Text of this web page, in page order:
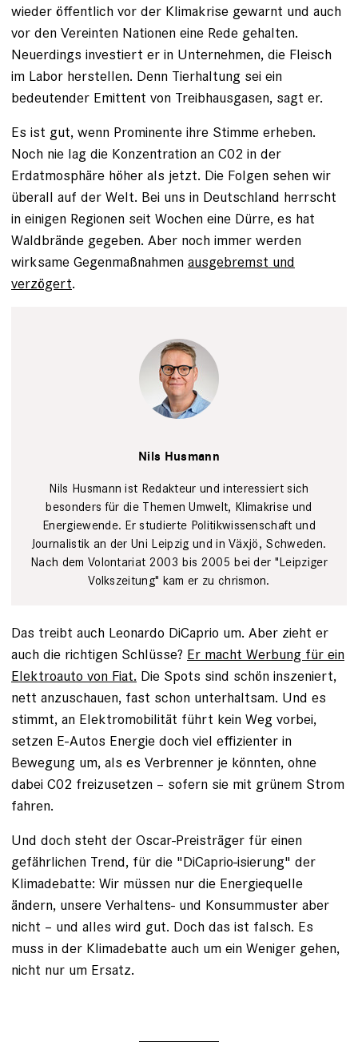
wieder öffentlich vor der Klimakrise gewarnt und auch
vor den Vereinten Nationen eine Rede gehalten.
Neuerdings investiert er in Unternehmen, die Fleisch
im Labor herstellen. Denn Tierhaltung sei ein
bedeutender Emittent von Treibhausgasen, sagt er.
Es ist gut, wenn Prominente ihre Stimme erheben.
Noch nie lag die Konzentration an C02 in der
Erdatmosphäre höher als jetzt. Die Folgen sehen wir
überall auf der Welt. Bei uns in Deutschland herrscht
in einigen Regionen seit Wochen eine Dürre, es hat
Waldbrände gegeben. Aber noch immer werden
wirksame Gegenmaßnahmen ausgebremst und
verzögert.
Nils Husmann
Nils Husmann ist Redakteur und interessiert sich
besonders für die Themen Umwelt, Klimakrise und
Energiewende. Er studierte Politikwissenschaft und
Journalistik an der Uni Leipzig und in Växjö, Schweden.
Nach dem Volontariat 2003 bis 2005 bei der "Leipziger
Volkszeitung" kam er zu chrismon.
Das treibt auch Leonardo DiCaprio um. Aber zieht er
auch die richtigen Schlüsse? Er macht Werbung für ein
Elektroauto von Fiat. Die Spots sind schön inszeniert,
nett anzuschauen, fast schon unterhaltsam. Und es
stimmt, an Elektromobilität führt kein Weg vorbei,
setzen E-Autos Energie doch viel effizienter in
Bewegung um, als es Verbrenner je könnten, ohne
dabei C02 freizusetzen – sofern sie mit grünem Strom
fahren.
Und doch steht der Oscar-Preisträger für einen
gefährlichen Trend, für die "DiCaprio-isierung" der
Klimadebatte: Wir müssen nur die Energiequelle
ändern, unsere Verhaltens- und Konsummuster aber
nicht – und alles wird gut. Doch das ist falsch. Es
muss in der Klimadebatte auch um ein Weniger gehen,
nicht nur um Ersatz.